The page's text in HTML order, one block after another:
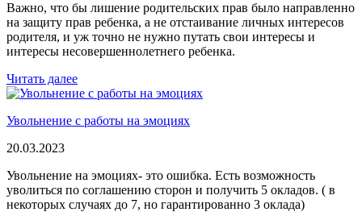
Важно, что бы лишение родительских прав было направленно
на защиту прав ребенка, а не отстаивание личных интересов
родителя, и уж точно не нужно путать свои интересы и
интересы несовершеннолетнего ребенка.
Читать далее
Увольнение с работы на эмоциях
20.03.2023
Увольнение на эмоциях- это ошибка. Есть возможность
уволиться по соглашению сторон и получить 5 окладов. ( в
некоторых случаях до 7, но гарантированно 3 оклада)